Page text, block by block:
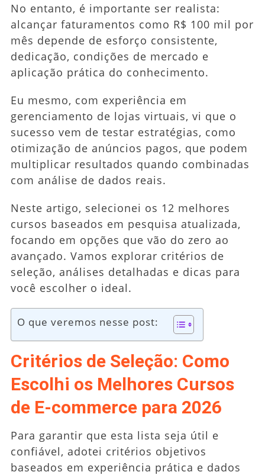
No entanto, é importante ser realista:
alcançar faturamentos como R$ 100 mil por
mês depende de esforço consistente,
dedicação, condições de mercado e
aplicação prática do conhecimento.
Eu mesmo, com experiência em
gerenciamento de lojas virtuais, vi que o
sucesso vem de testar estratégias, como
otimização de anúncios pagos, que podem
multiplicar resultados quando combinadas
com análise de dados reais.
Neste artigo, selecionei os 12 melhores
cursos baseados em pesquisa atualizada,
focando em opções que vão do zero ao
avançado. Vamos explorar critérios de
seleção, análises detalhadas e dicas para
você escolher o ideal.
O que veremos nesse post:
Critérios de Seleção: Como
Escolhi os Melhores Cursos
de E-commerce para 2026
Para garantir que esta lista seja útil e
confiável, adotei critérios objetivos
baseados em experiência prática e dados